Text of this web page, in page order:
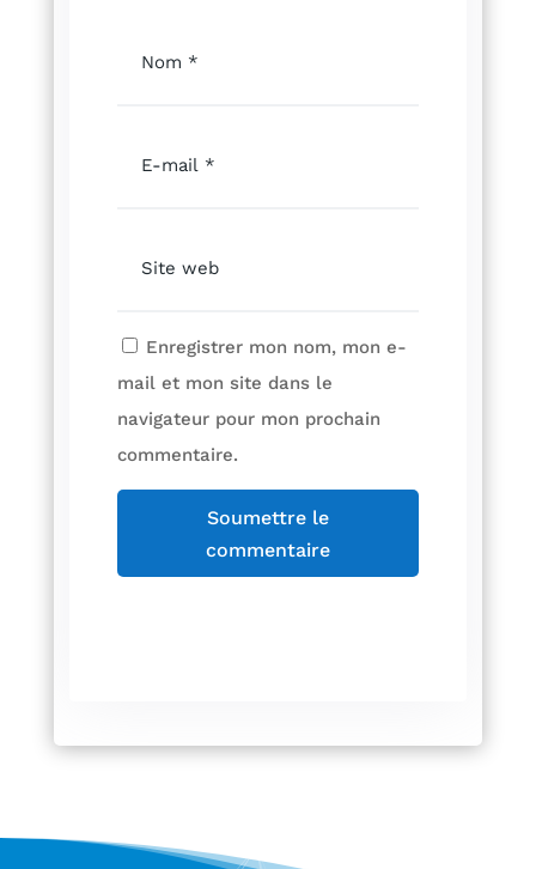
Enregistrer mon nom, mon e-
mail et mon site dans le
navigateur pour mon prochain
commentaire.
Soumettre le
commentaire